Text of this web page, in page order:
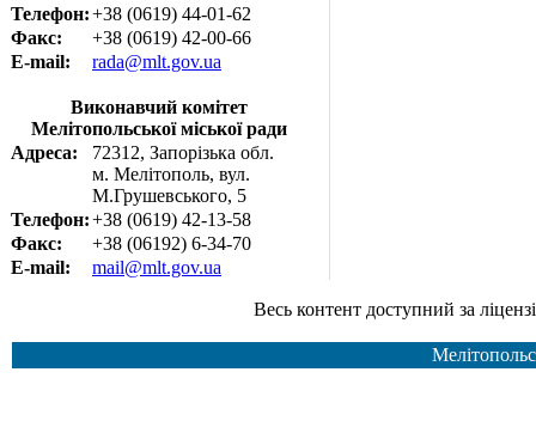
Телефон:+38 (0619) 44-01-62
Факс:
+38 (0619) 42-00-66
E-mail:
rada@mlt.gov.ua
Виконавчий комітет
Мелітопольської міської ради
Адреса:
72312, Запорізька обл.
м. Мелітополь, вул.
М.Грушевського, 5
Телефон:+38 (0619) 42-13-58
Факс:
+38 (06192) 6-34-70
E-mail:
mail@mlt.gov.ua
Весь контент доступний за ліцензією Creative